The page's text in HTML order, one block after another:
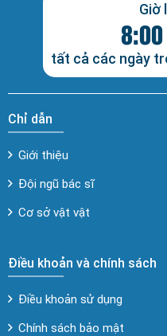
Giờ
tất cả các ngày
Chỉ dẫn
Giới thiệu
Đội ngũ bác sĩ
Cơ sở vật vật
Điều khoản và chính sách
Điều khoản sử dụng
Chính sách bảo mật